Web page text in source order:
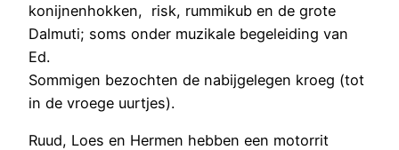
konijnenhokken, risk, rummikub en de grote
Dalmuti; soms onder muzikale begeleiding van
Ed.
Sommigen bezochten de nabijgelegen kroeg (tot
in de vroege uurtjes).
Ruud, Loes en Hermen hebben een motorrit